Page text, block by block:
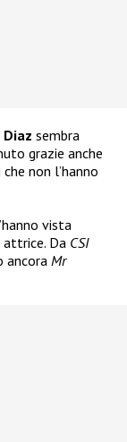
sembra
grazie anche
non l’hanno
vista
Da CSI
ancora Mr